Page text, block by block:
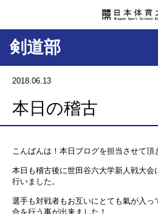
剣道部
2018.06.13
本日の稽古
こんばんは！本日ブログを担当させて頂
本日も稽古後に世田谷六大学新人戦大
行いました。
選手も対戦者もお互いにとても氣が入
合を行う事が出来ました！